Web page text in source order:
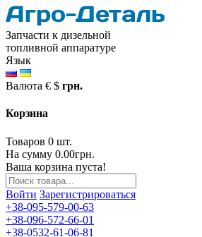
Запчасти к дизельной
топливной аппаратуре
Язык
Валюта € $ грн.
Корзина
Товаров 0 шт.
На сумму 0.00грн.
Ваша корзина пуста!
Войти Зарегистрироваться
+38-095-579-00-63
+38-096-572-66-01
+38-0532-61-06-81